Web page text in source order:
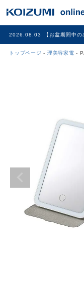
2026.08.03 【お盆期間中
トップページ 理美容家電
調理家電
冷暖房家電
家具
その他